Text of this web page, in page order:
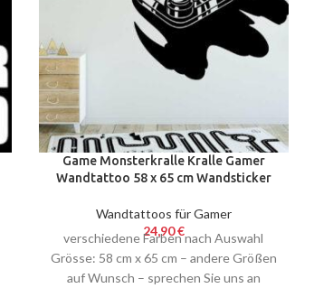
Game Monsterkralle Kralle Gamer
Wandtattoo 58 x 65 cm Wandsticker
Wandtattoos für Gamer
24,90€
verschiedene Farben nach Auswahl
Grösse: 58 cm x 65 cm – andere Größen
auf Wunsch – sprechen Sie uns an